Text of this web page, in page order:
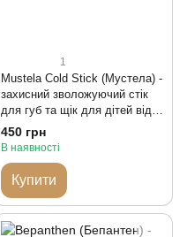
1
Mustela Cold Stick (Мустела) -
захисний зволожуючий стік
для губ та щік для дітей від
народження
450 грн
В наявності
Купити